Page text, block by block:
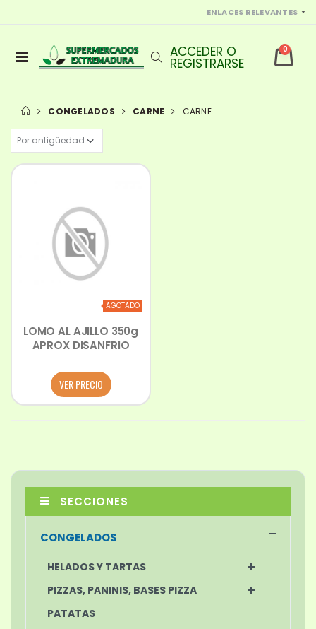
ENLACES RELEVANTES
0
CONGELADOS CARNE CARNE
AGOTADO
LOMO AL AJILLO 350g
APROX DISANFRIO
VER PRECIO
SECCIONES
CONGELADOS
HELADOS Y TARTAS
PIZZAS, PANINIS, BASES PIZZA
PATATAS